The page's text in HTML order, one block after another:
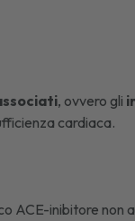
, ovvero gli
cardiaca.
ACE-inibitore non